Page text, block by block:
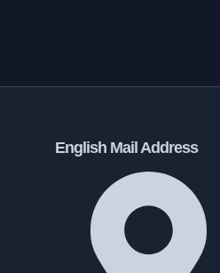
English Mail Address